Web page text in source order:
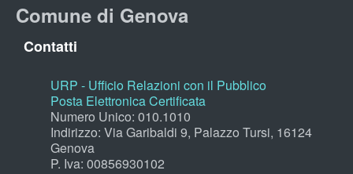
Comune di Genova
Contatti
URP - Ufficio Relazioni con il Pubblico
Posta Elettronica Certificata
Numero Unico: 010.1010
Indirizzo: Via Garibaldi 9, Palazzo Tursi, 16124
Genova
P. Iva: 00856930102